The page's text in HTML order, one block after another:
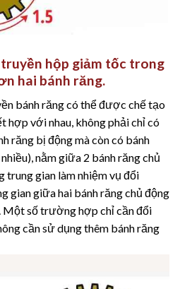
hộp giảm tốc trong
hai bánh răng.
bánh răng có thể được chế tạo
hợp với nhau, không phải chỉ có
răng bị động mà còn có bánh
nằm giữa 2 bánh răng chủ
trung gian làm nhiệm vụ đổi
gian giữa hai bánh răng chủ động
Một số trường hợp chỉ cần đổi
cần sử dụng thêm bánh răng